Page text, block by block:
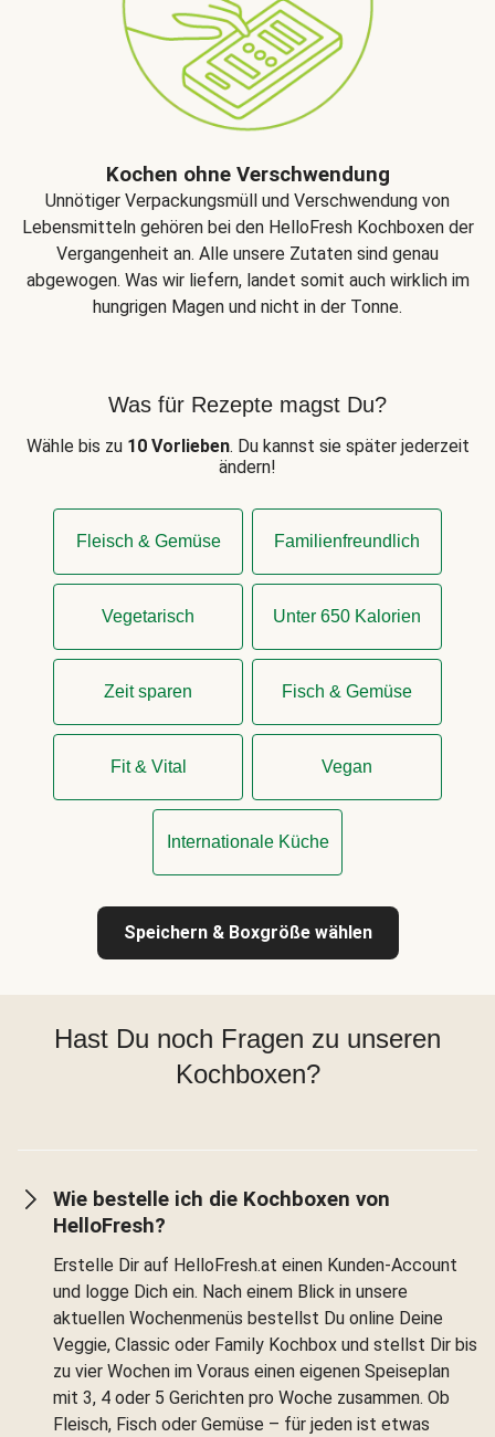
Kochen ohne Verschwendung
Unnötiger Verpackungsmüll und Verschwendung von
Lebensmitteln gehören bei den HelloFresh Kochboxen der
Vergangenheit an. Alle unsere Zutaten sind genau
abgewogen. Was wir liefern, landet somit auch wirklich im
hungrigen Magen und nicht in der Tonne.
Was für Rezepte magst Du?
Wähle bis zu 10 Vorlieben. Du kannst sie später jederzeit
ändern!
Fleisch & Gemüse Familienfreundlich
Vegetarisch Unter 650 Kalorien
Zeit sparen Fisch & Gemüse
Fit & Vital Vegan
Internationale Küche
Speichern & Boxgröße wählen
Hast Du noch Fragen zu unseren
Kochboxen?
Wie bestelle ich die Kochboxen von
HelloFresh?
Erstelle Dir auf HelloFresh.at einen Kunden-Account
und logge Dich ein. Nach einem Blick in unsere
aktuellen Wochenmenüs bestellst Du online Deine
Veggie, Classic oder Family Kochbox und stellst Dir bis
zu vier Wochen im Voraus einen eigenen Speiseplan
mit 3, 4 oder 5 Gerichten pro Woche zusammen. Ob
Fleisch, Fisch oder Gemüse – für jeden ist etwas